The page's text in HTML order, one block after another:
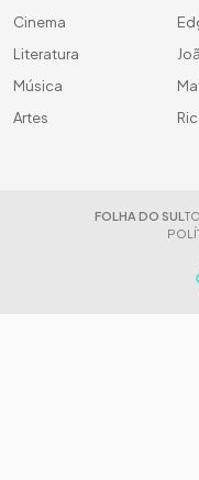
Cinema
Literatura
Música
Artes
FOLHA DO SUL